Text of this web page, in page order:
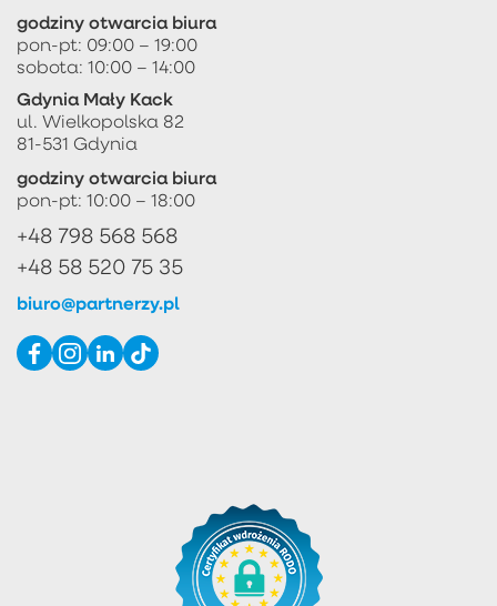
godziny otwarcia biura
pon-pt: 09:00 – 19:00
sobota: 10:00 – 14:00
Gdynia Mały Kack
ul. Wielkopolska 82
81-531 Gdynia
godziny otwarcia biura
pon-pt: 10:00 – 18:00
+48 798 568 568
+48 58 520 75 35
biuro@partnerzy.pl